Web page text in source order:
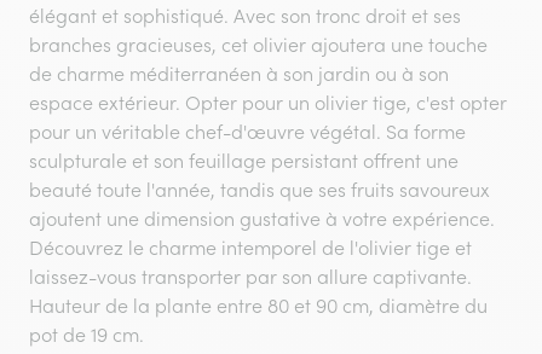
élégant et sophistiqué. Avec son tronc droit et ses
branches gracieuses, cet olivier ajoutera une touche
de charme méditerranéen à son jardin ou à son
espace extérieur. Opter pour un olivier tige, c'est opter
pour un véritable chef-d'œuvre végétal. Sa forme
sculpturale et son feuillage persistant offrent une
beauté toute l'année, tandis que ses fruits savoureux
ajoutent une dimension gustative à votre expérience.
Découvrez le charme intemporel de l'olivier tige et
laissez-vous transporter par son allure captivante.
Hauteur de la plante entre 80 et 90 cm, diamètre du
pot de 19 cm.